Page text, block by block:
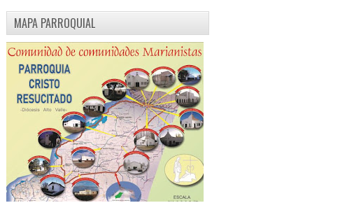
MAPA PARROQUIAL